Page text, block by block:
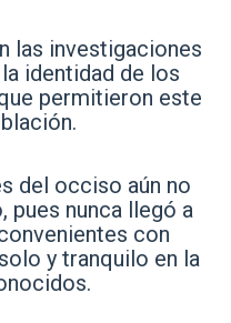
las investigaciones
identidad de los
permitieron este
del occiso aún no
pues nunca llegó a
con
y tranquilo en la